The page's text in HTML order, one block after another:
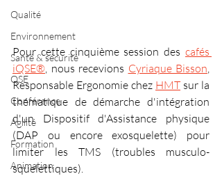
Qualité
Environnement
Santé & sécurité
QSE
Conférence
Agilité
Formation
Animation
Pour cette cinquième session des cafés
iQSE® , nous recevions Cyriaque Bisson
Responsable Ergonomie chez HMT sur la
thématique de démarche d'intégration
d'un Dispositif d'Assistance physique
(DAP ou encore exosquelette) pour
limiter les TMS (troubles musculo-
squelettiques).